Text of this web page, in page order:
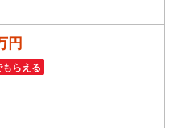
円
らえる